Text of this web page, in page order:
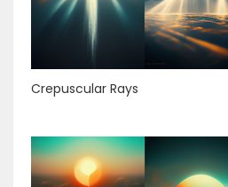
Crepuscular Rays